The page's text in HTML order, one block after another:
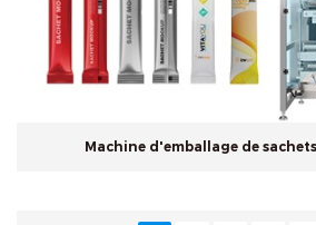
Machine d'emballage de